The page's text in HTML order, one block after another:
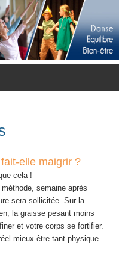
elle maigrir ?
cela !
semaine après
sera sollicitée. Sur la
la graisse pesant moins
et votre corps se fortifier.
mieux-être tant physique